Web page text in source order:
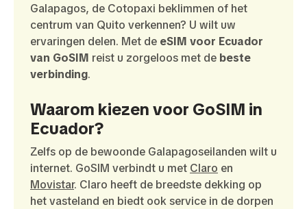
Galapagos, de Cotopaxi beklimmen of het
centrum van Quito verkennen? U wilt uw
ervaringen delen. Met de eSIM voor Ecuador
van GoSIM reist u zorgeloos met de beste
verbinding.
Waarom kiezen voor GoSIM in
Ecuador?
Zelfs op de bewoonde Galapagoseilanden wilt u
internet. GoSIM verbindt u met Claro en
Movistar. Claro heeft de breedste dekking op
het vasteland en biedt ook service in de dorpen